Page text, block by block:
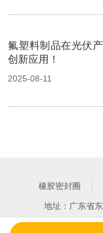
氟塑料制品在光伏
创新应用！
2025-08-11
橡胶密封圈
地址：广东省